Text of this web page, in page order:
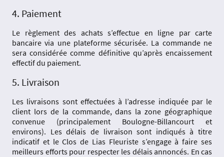
4. Paiement
Le règlement des achats s’effectue en ligne par carte
bancaire via une plateforme sécurisée. La commande ne
sera considérée comme définitive qu’après encaissement
effectif du paiement.
5. Livraison
Les livraisons sont effectuées à l’adresse indiquée par le
client lors de la commande, dans la zone géographique
convenue (principalement Boulogne-Billancourt et
environs). Les délais de livraison sont indiqués à titre
indicatif et le Clos de Lias Fleuriste s’engage à faire ses
meilleurs efforts pour respecter les délais annoncés. En cas